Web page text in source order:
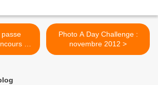
et
!)
Photo A Day Challenge :
novembre 2012 >